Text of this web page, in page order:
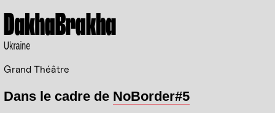
DakhaBrakha
Ukraine
Grand Théâtre
Dans le cadre de NoBorder#5